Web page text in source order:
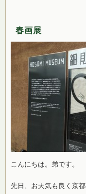
春画展
こんにちは。弟です。
先日、お天気も良く京